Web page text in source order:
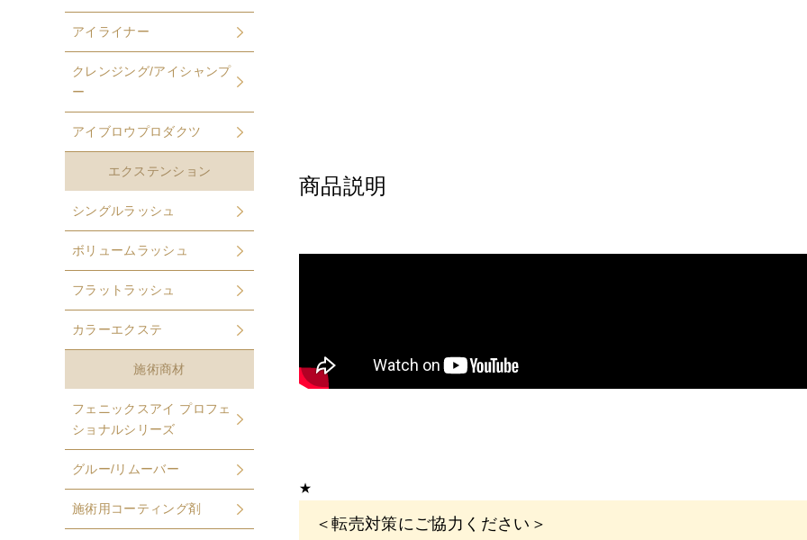
商品説明
★
＜転売対策にご協力ください＞
アイライナー
クレンジング/アイシャンプ
ー
アイブロウプロダクツ
エクステンション
シングルラッシュ
ボリュームラッシュ
フラットラッシュ
カラーエクステ
施術商材
フェニックスアイ プロフェ
ショナルシリーズ
グルー/リムーバー
施術用コーティング剤